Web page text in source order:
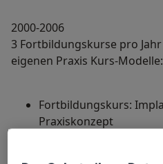
2000-2006
3 Fortbildungskurse pro
eigenen Praxis Kurs-Modelle:
Fortbildungskurs:
Praxiskonzept